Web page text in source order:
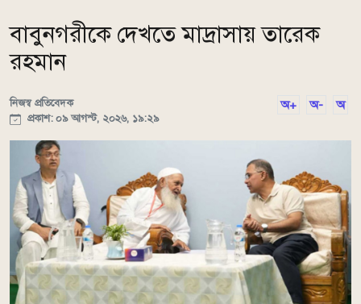
বাবুনগরীকে দেখতে মাদ্রাসায় তারেক
রহমান
নিজস্ব প্রতিবেদক
প্রকাশ: ০৯ আগস্ট, ২০২৬, ১৯:২৯
অ+ অ- অ